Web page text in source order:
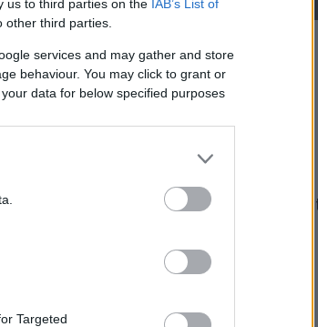
us to third parties on the IAB’s List of
third parties.
services and may gather and store
behaviour. You may click to grant or
data for below specified purposes
Targeted
attiva a
Deborah
e Ines
della
Dettori
Mario Malu
Paolo Pinna
Martina Agostina